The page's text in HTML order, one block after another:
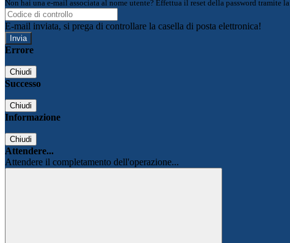
Non hai una e-mail associata al nome utente? Effettua il reset della password tramite la
E-mail inviata, si prega di controllare la casella di posta elettronica!
Errore
Chiudi
Successo
Chiudi
Informazione
Chiudi
Attendere...
Attendere il completamento dell'operazione...